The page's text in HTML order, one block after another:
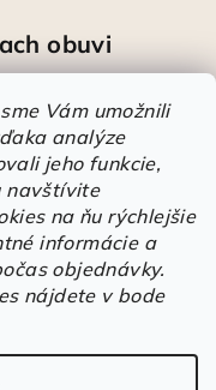
Vám umožnili
analýze
jeho funkcie,
navštívite
na ňu rýchlejšie
informácie a
objednávky.
nájdete v bode
obuvi
Športové pracovné poltopánky PRESTIGE CLASSIC biele